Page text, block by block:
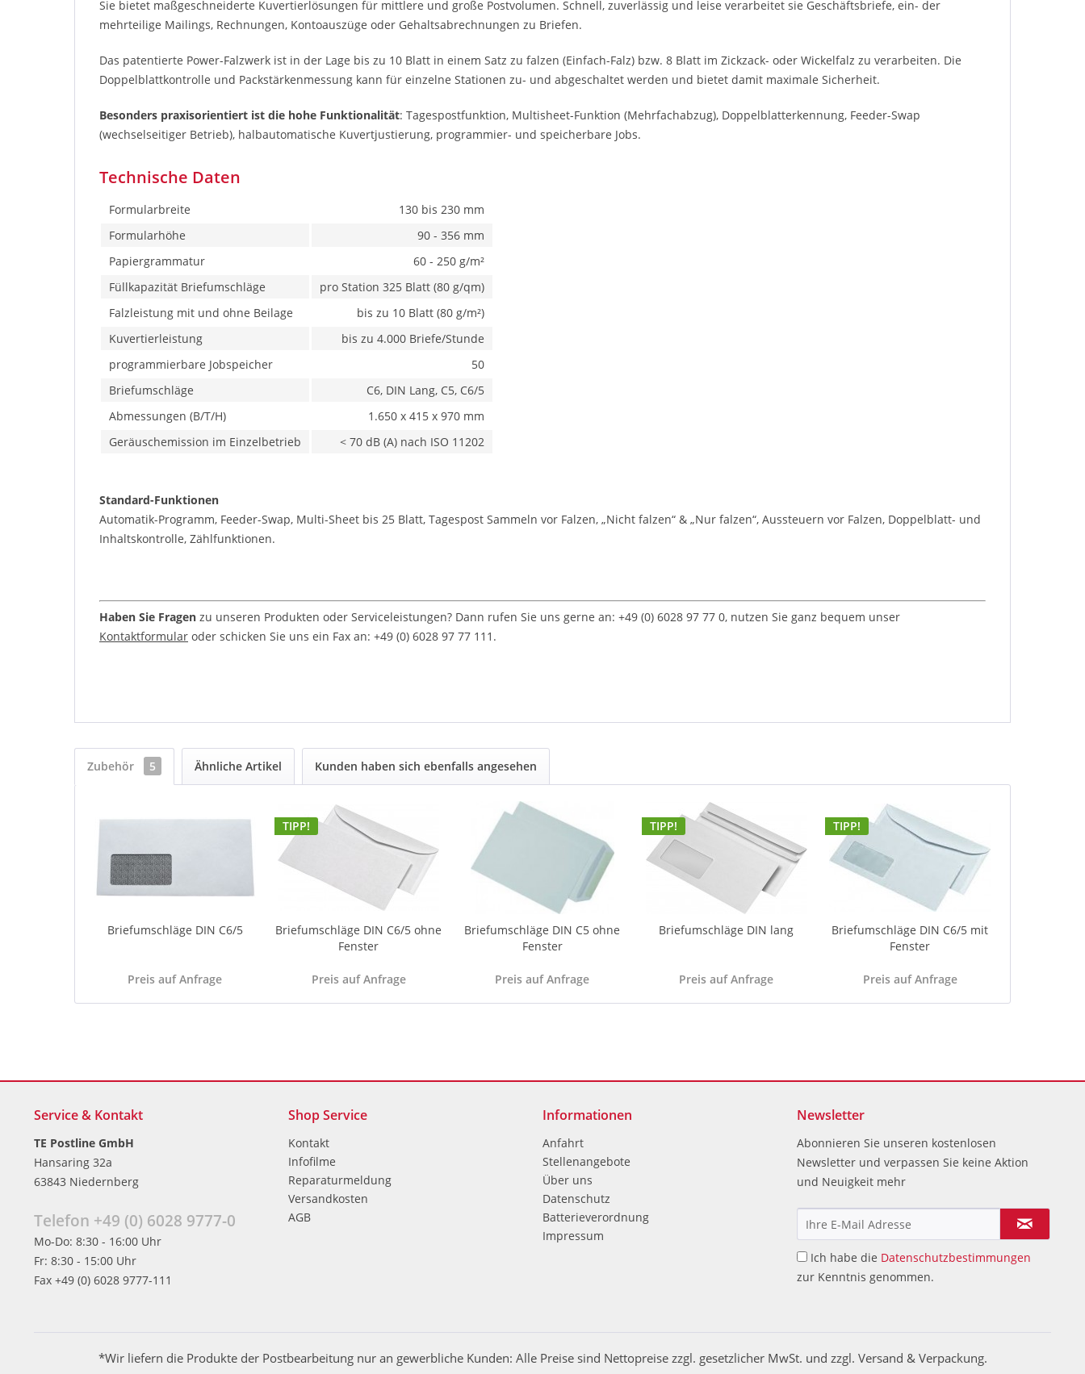
Sie bietet maßgeschneiderte Kuvertierlösungen für mittlere und große Postvolumen. Schnell, zuverlässig und leise verarbeitet sie Geschäftsbriefe, ein- der
mehrteilige Mailings, Rechnungen, Kontoauszüge oder Gehaltsabrechnungen zu Briefen.
Das patentierte Power-Falzwerk ist in der Lage bis zu 10 Blatt in einem Satz zu falzen (Einfach-Falz) bzw. 8 Blatt im Zickzack- oder Wickelfalz zu verarbeiten. Die
Doppelblattkontrolle und Packstärkenmessung kann für einzelne Stationen zu- und abgeschaltet werden und bietet damit maximale Sicherheit.
Besonders praxisorientiert ist die hohe Funktionalität: Tagespostfunktion, Multisheet-Funktion (Mehrfachabzug), Doppelblatterkennung, Feeder-Swap
(wechselseitiger Betrieb), halbautomatische Kuvertjustierung, programmier- und speicherbare Jobs.
Technische Daten
Formularbreite
130 bis 230 mm
Formularhöhe
90 - 356 mm
Papiergrammatur
60 - 250 g/m²
Füllkapazität Briefumschläge
pro Station 325 Blatt (80 g/qm)
Falzleistung mit und ohne Beilage
bis zu 10 Blatt (80 g/m²)
Kuvertierleistung
bis zu 4.000 Briefe/Stunde
programmierbare Jobspeicher
50
Briefumschläge
C6, DIN Lang, C5, C6/5
Abmessungen (B/T/H)
1.650 x 415 x 970 mm
Geräuschemission im Einzelbetrieb
< 70 dB (A) nach ISO 11202
Standard-Funktionen
Automatik-Programm, Feeder-Swap, Multi-Sheet bis 25 Blatt, Tagespost Sammeln vor Falzen, „Nicht falzen“ & „Nur falzen“, Aussteuern vor Falzen, Doppelblatt- und
Inhaltskontrolle, Zählfunktionen.
Haben Sie Fragen zu unseren Produkten oder Serviceleistungen? Dann rufen Sie uns gerne an: +49 (0) 6028 97 77 0, nutzen Sie ganz bequem unser
Kontaktformular oder schicken Sie uns ein Fax an: +49 (0) 6028 97 77 111.
Zubehör 5 Ähnliche Artikel Kunden haben sich ebenfalls angesehen
Briefumschläge DIN C6/5
Preis auf Anfrage
TIPP!
Briefumschläge DIN C6/5 ohne
Fenster
Preis auf Anfrage
Briefumschläge DIN C5 ohne
Fenster
Preis auf Anfrage
TIPP!
Briefumschläge DIN lang
Preis auf Anfrage
TIPP!
Briefumschläge DIN C6/5 mit
Fenster
Preis auf Anfrage
Service & Kontakt
TE Postline GmbH
Hansaring 32a
63843 Niedernberg
Telefon +49 (0) 6028 9777-0
Mo-Do: 8:30 - 16:00 Uhr
Fr: 8:30 - 15:00 Uhr
Fax +49 (0) 6028 9777-111
Shop Service
Kontakt
Infofilme
Reparaturmeldung
Versandkosten
AGB
Informationen
Anfahrt
Stellenangebote
Über uns
Datenschutz
Batterieverordnung
Impressum
Newsletter
Abonnieren Sie unseren kostenlosen
Newsletter und verpassen Sie keine Aktion
und Neuigkeit mehr
Ich habe die Datenschutzbestimmungen
zur Kenntnis genommen.
*Wir liefern die Produkte der Postbearbeitung nur an gewerbliche Kunden: Alle Preise sind Nettopreise zzgl. gesetzlicher MwSt. und zzgl. Versand & Verpackung.